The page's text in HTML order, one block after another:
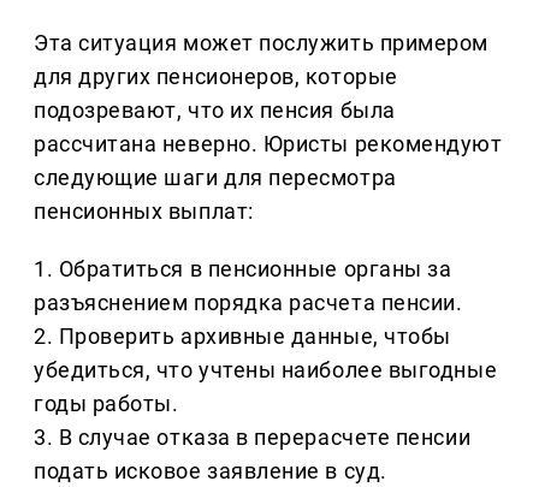
Эта ситуация может послужить примером
для других пенсионеров, которые
подозревают, что их пенсия была
рассчитана неверно. Юристы рекомендуют
следующие шаги для пересмотра
пенсионных выплат:
1. Обратиться в пенсионные органы за
разъяснением порядка расчета пенсии.
2. Проверить архивные данные, чтобы
убедиться, что учтены наиболее выгодные
годы работы.
3. В случае отказа в перерасчете пенсии
подать исковое заявление в суд.